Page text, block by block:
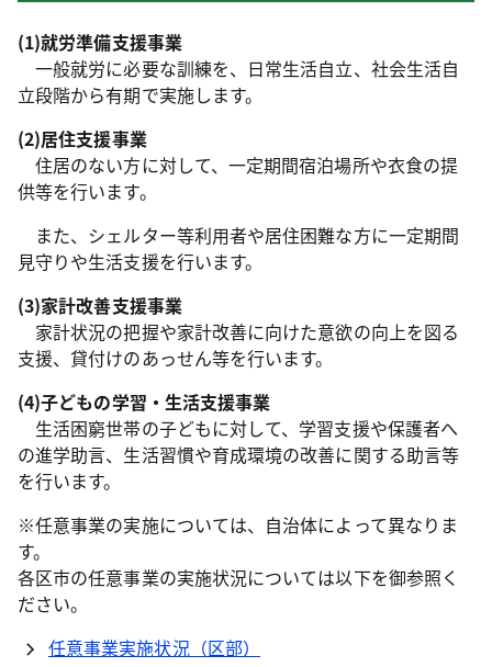
(1)就労準備支援事業
一般就労に必要な訓練を、日常生活自立、社会生活自
立段階から有期で実施します。
(2)居住支援事業
住居のない方に対して、一定期間宿泊場所や衣食の提
供等を行います。
また、シェルター等利用者や居住困難な方に一定期間
見守りや生活支援を行います。
(3)家計改善支援事業
家計状況の把握や家計改善に向けた意欲の向上を図る
支援、貸付けのあっせん等を行います。
(4)子どもの学習・生活支援事業
生活困窮世帯の子どもに対して、学習支援や保護者へ
の進学助言、生活習慣や育成環境の改善に関する助言等
を行います。
※任意事業の実施については、自治体によって異なりま
す。
各区市の任意事業の実施状況については以下を御参照く
ださい。
任意事業実施状況（区部）